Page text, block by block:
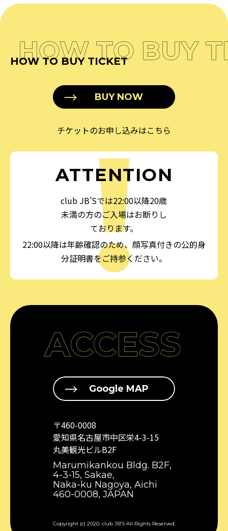
HOW TO BUY
HOW TO BUY TICKET
BUY NOW
チケットのお申し込みはこちら
ATTENTION
club JB’Sでは22:00以降20歳
未満の方のご入場はお断りし
ております。
22:00以降は年齢確認のため、顔写真付きの公的身
分証明書をご持参ください。
ACCESS
Google MAP
〒460-0008
愛知県名古屋市中区栄4-3-15
丸美観光ビルB2F
Marumikankou Bldg. B2F,
4-3-15, Sakae,
Naka-ku Nagoya, Aichi
460-0008, JAPAN
Copyright (c) 2020. club JB’S All Rights Reserved.